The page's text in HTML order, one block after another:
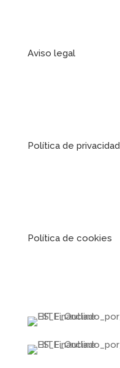
Aviso legal
Política de privacidad
Política de cookies